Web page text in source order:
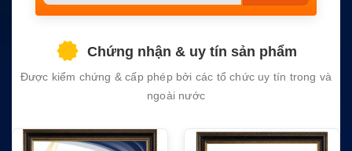
empty.
Chứng nhận & uy tín sản phẩm
Được kiểm chứng & cấp phép bởi các tổ chức uy tín trong và
ngoài nước